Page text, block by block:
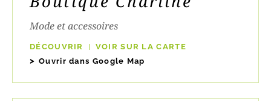
Mode et accessoires
DÉCOUVRIR
VOIR SUR LA CARTE
Ouvrir dans Google Map